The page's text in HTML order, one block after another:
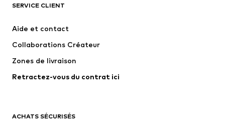
T-shirts et polos
Pantalons
Sous-vêtements
Costumes et vestes classiques
Maillots de bain
Grandes tailles
SERVICE CLIENT
Aide et contact
Collaborations Créateur
Zones de livraison
Retractez-vous du contrat ici
ACHATS SÉCURISÉS